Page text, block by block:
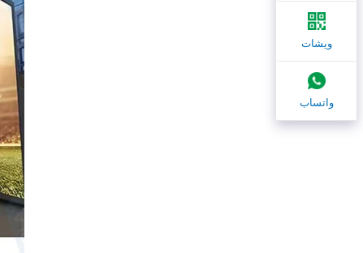
ويشات
واتساب